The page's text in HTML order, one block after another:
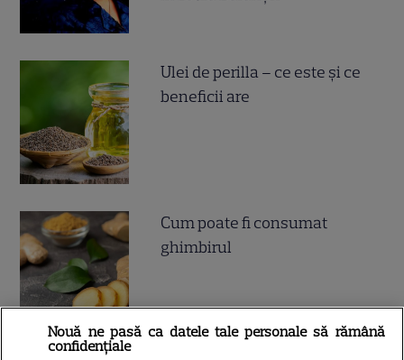
Ulei de perilla – ce este și ce
beneficii are
Cum poate fi consumat
ghimbirul
Nouă ne pasă ca datele tale personale să rămână
confidențiale